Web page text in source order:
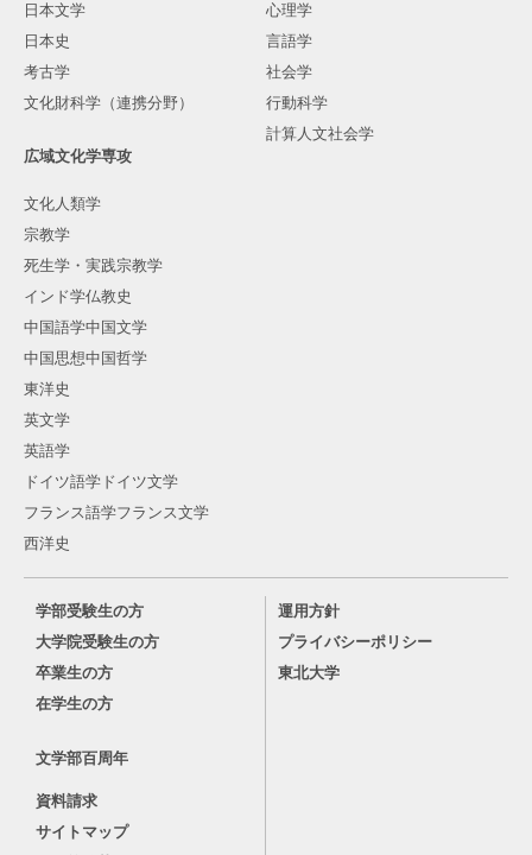
日本文学
日本史
考古学
文化財科学（連携分野）
心理学
言語学
社会学
行動科学
計算人文社会学
広域文化学専攻
文化人類学
宗教学
死生学・実践宗教学
インド学仏教史
中国語学中国文学
中国思想中国哲学
東洋史
英文学
英語学
ドイツ語学ドイツ文学
フランス語学フランス文学
西洋史
学部受験生の方
大学院受験生の方
卒業生の方
在学生の方
文学部百周年
資料請求
サイトマップ
運用方針
プライバシーポリシー
東北大学